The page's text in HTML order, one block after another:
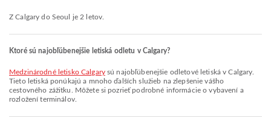
Z Calgary do Seoul je 2 letov.
Ktoré sú najobľúbenejšie letiská odletu v Calgary?
Medzinárodné letisko Calgarysú najobľúbenejšie odletové letiská v Calgary.
Tieto letiská ponúkajú a mnoho ďalších služieb na zlepšenie vášho
cestovného zážitku. Môžete si pozrieť podrobné informácie o vybavení a
rozložení terminálov.